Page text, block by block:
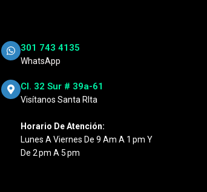
301 743 4135
WhatsApp
Cl. 32 Sur # 39a-61
Visítanos Santa RIta
Horario De Atención:
Lunes A Viernes De 9 Am A 1 Pm Y
De 2 Pm A 5 Pm